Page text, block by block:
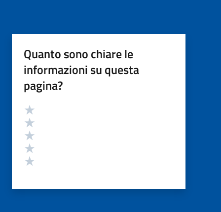
Quanto sono chiare le
informazioni su questa
pagina?
Valutazione